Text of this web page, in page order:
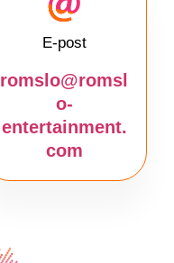
E-post
romslo@romsl
o-
entertainment.
com